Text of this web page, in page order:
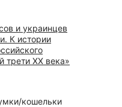
и украинцев
К истории
трети ХХ века»
кошельки